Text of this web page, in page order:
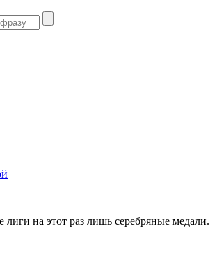
на этот раз лишь серебряные медали.